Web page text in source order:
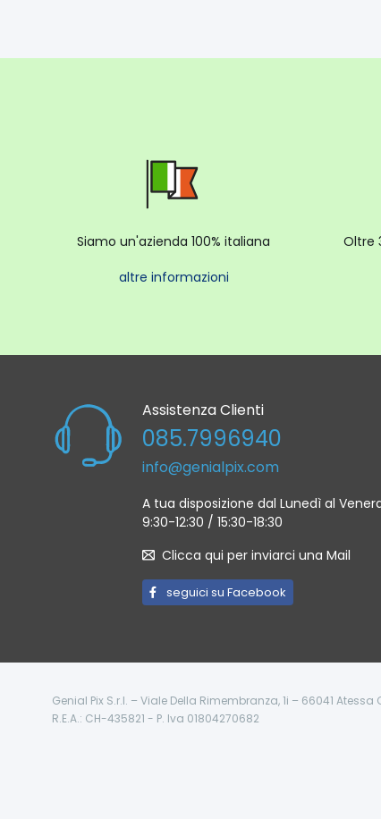
Siamo un'azienda 100% italiana
altre informazioni
Oltre
Assistenza Clienti
085.7996940
info@genialpix.com
A tua disposizione dal Lunedì al
9:30-12:30 / 15:30-18:30
Clicca qui per inviarci una Mail
seguici su Facebook
Genial Pix S.r.l. – Viale Della Rimembranza, 1i – 66041
R.E.A.: CH-435821 - P. Iva 01804270682